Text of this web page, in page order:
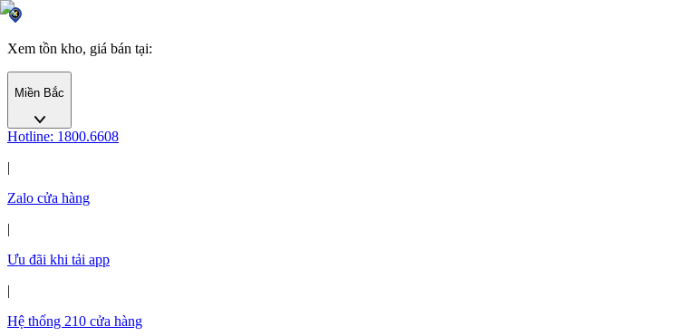
Xem tồn kho, giá bán tại:
Miền Bắc
Hotline: 1800.6608
|
Zalo cửa hàng
|
Ưu đãi khi tải app
|
Hệ thống 210 cửa hàng